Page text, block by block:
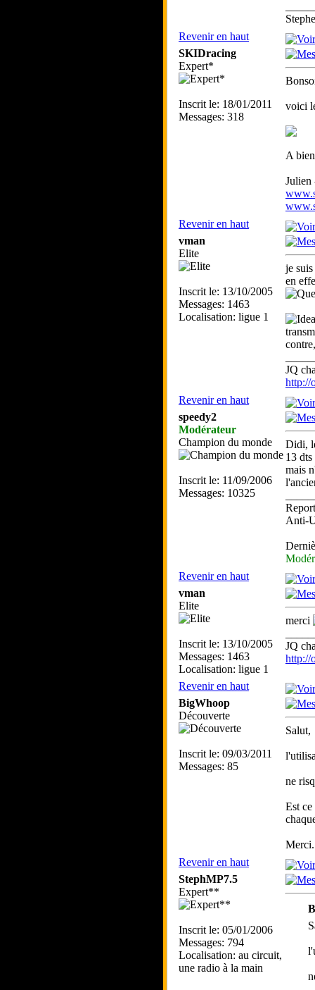
Revenir en haut
SKIDracing
Expert*
Inscrit le: 18/01/2011
Messages: 318
voici
A
Revenir en haut
vman
Elite
Inscrit le: 13/10/2005
Messages: 1463
Localisation: ligue 1
je
en
JQ
http://
Revenir en haut
speedy2
Modérateur
Champion du monde
Inscrit le: 11/09/2006
Messages: 10325
Didi,
13 dts
mais
Anti-
Revenir en haut
vman
Elite
Inscrit le: 13/10/2005
Messages: 1463
Localisation: ligue 1
merci
JQ
http://
Revenir en haut
BigWhoop
Découverte
Inscrit le: 09/03/2011
Messages: 85
Salut,
ne
Est ce
Merci.
Revenir en haut
StephMP7.5
Expert**
Inscrit le: 05/01/2006
Messages: 794
Localisation: au circuit,
une radio à la main